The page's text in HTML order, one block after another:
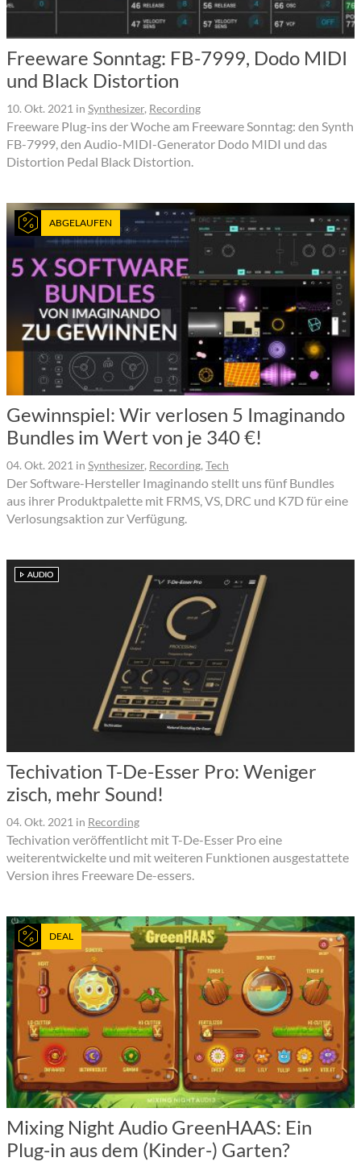
Freeware Sonntag: FB-7999, Dodo MIDI
und Black Distortion
10. Okt. 2021 in Synthesizer, Recording
Freeware Plug-ins der Woche am Freeware Sonntag: den Synth
FB-7999, den Audio-MIDI-Generator Dodo MIDI und das
Distortion Pedal Black Distortion.
ABGELAUFEN
Gewinnspiel: Wir verlosen 5 Imaginando
Bundles im Wert von je 340 €!
04. Okt. 2021 in Synthesizer, Recording, Tech
Der Software-Hersteller Imaginando stellt uns fünf Bundles
aus ihrer Produktpalette mit FRMS, VS, DRC und K7D für eine
Verlosungsaktion zur Verfügung.
Techivation T-De-Esser Pro: Weniger
zisch, mehr Sound!
04. Okt. 2021 in Recording
Techivation veröffentlicht mit T-De-Esser Pro eine
weiterentwickelte und mit weiteren Funktionen ausgestattete
Version ihres Freeware De-essers.
DEAL
Mixing Night Audio GreenHAAS: Ein
Plug-in aus dem (Kinder-) Garten?